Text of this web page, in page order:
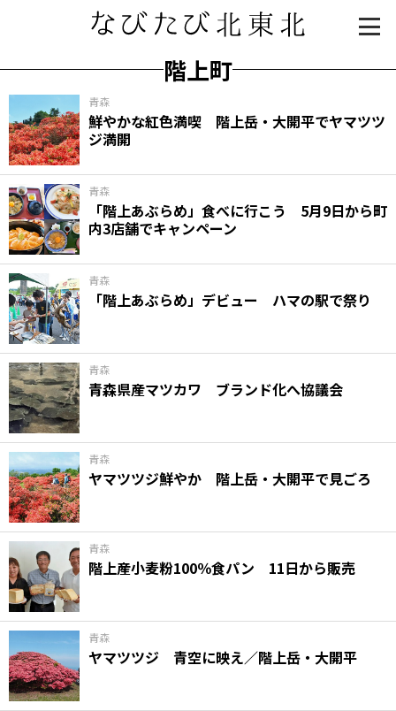
階上町
青森
鮮やかな紅色満喫 階上岳・大開平でヤマツツ
ジ満開
青森
「階上あぶらめ」食べに行こう 5月9日から町
内3店舗でキャンペーン
青森
「階上あぶらめ」デビュー ハマの駅で祭り
青森
青森県産マツカワ ブランド化へ協議会
青森
ヤマツツジ鮮やか 階上岳・大開平で見ごろ
青森
階上産小麦粉100％食パン 11日から販売
青森
ヤマツツジ 青空に映え／階上岳・大開平
知る一覧
世界遺産
文化・歴史
パワースポット
ミステリー
観る一覧
桜
花
紅葉
楽しむ一覧
まつり・イベント
聖地
おみやげ・特産
道の駅・産直
鉄道
アウトドア・レジャー
味わう一覧
麺類
ご当地グルメ
酒
スイーツ
癒す一覧
温泉
自然
宿泊
青森県
岩手県
秋田県